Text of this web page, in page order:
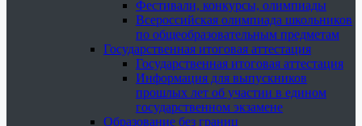
Фестивали, конкурсы, олимпиады
Всероссийская олимпиада школьников
по общеобразовательным предметам
Государственная итоговая аттестация
Государственная итоговая аттестация
Информация для выпускников
прошлых лет об участии в едином
государственном экзамене
Образование без границ